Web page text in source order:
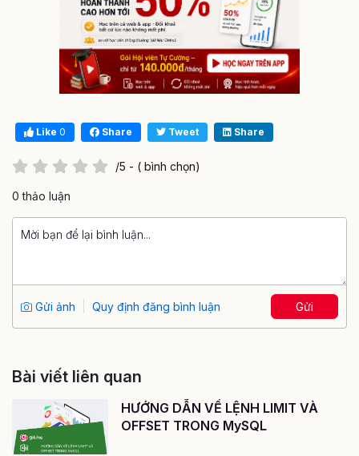
Like 0 Share Tweet Share
/5 - ( bình chọn)
0 thảo luận
Gửi ảnh Quy định đăng bình luận Gửi
Bài viết liên quan
HƯỚNG DẪN VỀ LỆNH LIMIT VÀ
OFFSET TRONG MySQL